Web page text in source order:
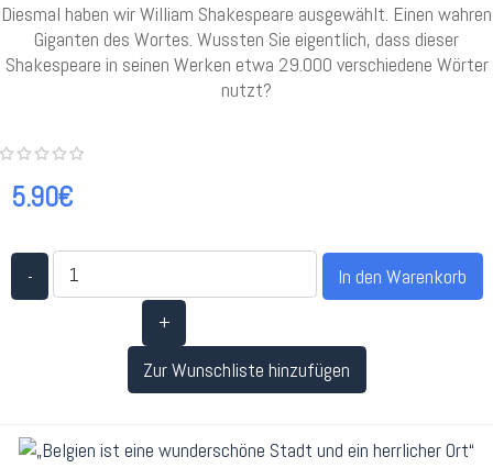
Diesmal haben wir William Shakespeare ausgewählt. Einen wahren
Giganten des Wortes. Wussten Sie eigentlich, dass dieser
Shakespeare in seinen Werken etwa 29.000 verschiedene Wörter
nutzt?
5.90€
-
+
Zur Wunschliste hinzufügen